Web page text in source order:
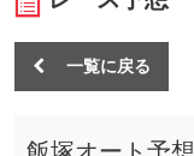
一覧に戻る